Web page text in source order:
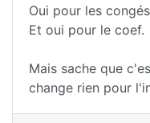
Oui pour les
Et oui pour le coef.
Mais sache que
change rien pour